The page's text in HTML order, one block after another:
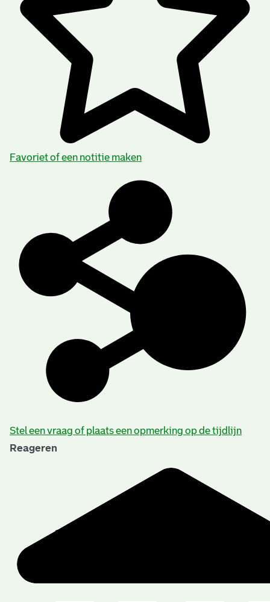
Favoriet of een notitie maken
Stel een vraag of plaats een opmerking op de tijdlijn
Reageren